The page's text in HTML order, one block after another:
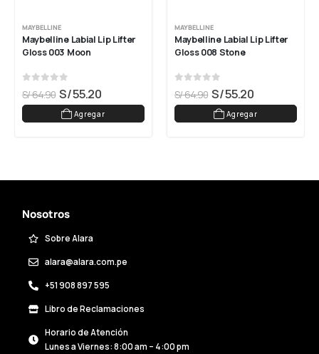
MAYBELLINE
Maybelline Labial Lip Lifter
Gloss 003 Moon
out of 5
S/64.90 S/55.20
Agregar
MAYBELLINE
Maybelline Labial Lip Lifter
Gloss 008 Stone
out of 5
S/64.90 S/55.20
Agregar
Nosotros
Sobre Alara
alara@alara.com.pe
+51 908 897 595
Libro de Reclamaciones
Horario de Atención
Lunes a Viernes: 8:00 am – 4:00 pm